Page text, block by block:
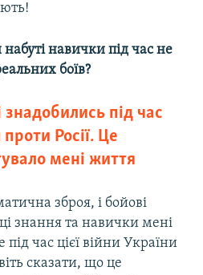
навички під час не
боїв?
під час
проти Росії. Це
мені життя
зброя, і бойові
знання та навички мені
час цієї війни України
сказати, що це